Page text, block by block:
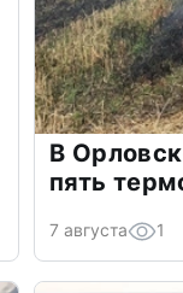
В
пять
7 августа 1